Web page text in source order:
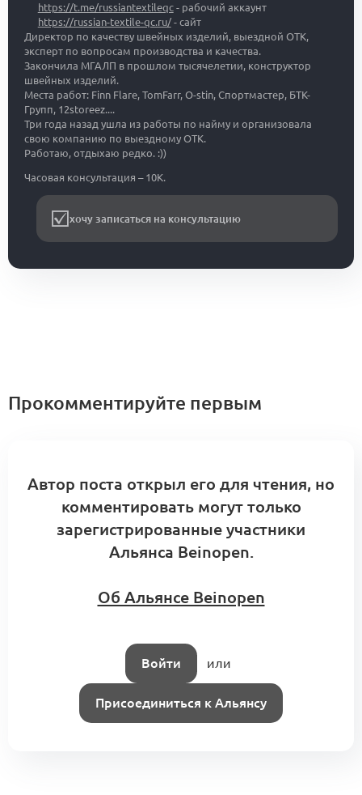
https://t.me/russiantextileqc- рабочий аккаунт
https://russian-textile-qc.ru/- сайт
Директор по качеству швейных изделий, выездной ОТК,
эксперт по вопросам производства и качества.
Закончила МГАЛП в прошлом тысячелетии, конструктор
швейных изделий.
Места работ: Finn Flare, TomFarr, O-stin, Спортмастер, БТК-
Групп, 12storeez....
Три года назад ушла из работы по найму и организовала
свою компанию по выездному ОТК.
Работаю, отдыхаю редко. :))
Часовая консультация – 10К.
хочу записаться на консультацию
Прокомментируйте первым
Автор поста открыл его для чтения, но
комментировать могут только
зарегистрированные участники
Альянса Beinopen.
Об Альянсе Beinopen
Войти или
Присоединиться к Альянсу